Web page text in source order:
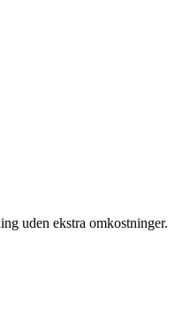
uden ekstra omkostninger.